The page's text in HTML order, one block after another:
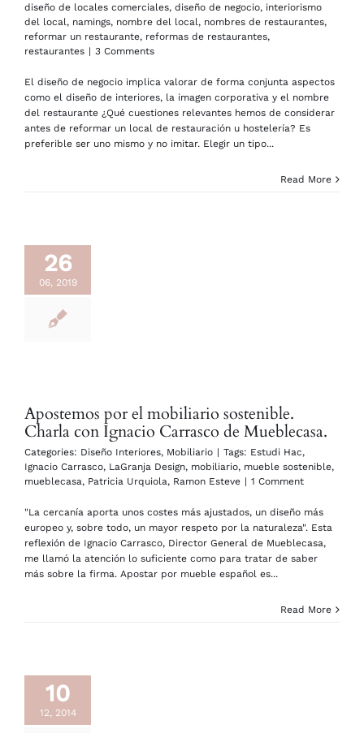
diseño de locales comerciales, diseño de negocio, interiorismo
del local , namings, nombre del local , nombres de restaurantes,
reformar un restaurante, reformas de restaurantes,
restaurantes | 3 Comments
El diseño de negocio implica valorar de forma conjunta aspectos
como el diseño de interiores, la imagen corporativa y el nombre
del restaurante ¿Qué cuestiones relevantes hemos de considerar
antes de reformar un local de restauración u hostelería? Es
preferible ser uno mismo y no imitar. Elegir un tipo...
Read More
26
06, 2019
Apostemos por el mobiliario sostenible.
Charla con Ignacio Carrasco de Mueblecasa.
Categories: Diseño Interiores, Mobiliario | Tags: Estudi Hac,
Ignacio Carrasco, LaGranja Design, mobiliario, mueble sostenible,
mueblecasa, Patricia Urquiola, Ramon Esteve | 1 Comment
"La cercanía aporta unos costes más ajustados, un diseño más
europeo y, sobre todo, un mayor respeto por la naturaleza". Esta
reflexión de Ignacio Carrasco, Director General de Mueblecasa,
me llamó la atención lo suficiente como para tratar de saber
más sobre la firma. Apostar por mueble español es...
Read More
10
12, 2014